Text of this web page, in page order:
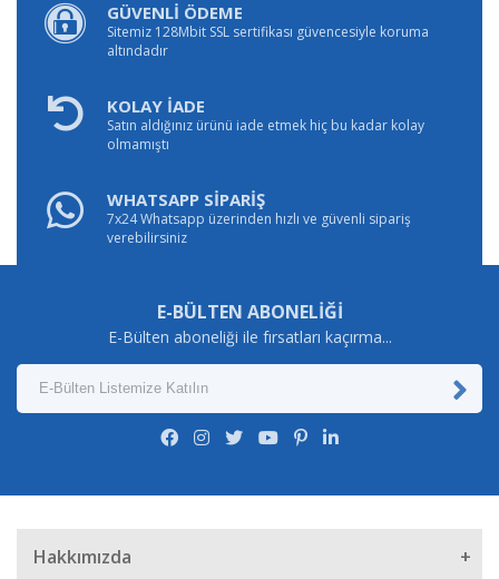
GÜVENLİ ÖDEME
Sitemiz 128Mbit SSL sertifikası güvencesiyle koruma
altındadır
KOLAY İADE
Satın aldığınız ürünü iade etmek hiç bu kadar kolay
olmamıştı
WHATSAPP SİPARİŞ
7x24 Whatsapp üzerinden hızlı ve güvenli sipariş
verebilirsiniz
E-BÜLTEN ABONELİĞİ
E-Bülten aboneliği ile fırsatları kaçırma...
Hakkımızda